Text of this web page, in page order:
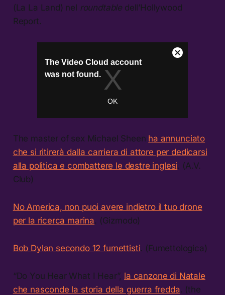
(La La Land) nel roundtable dell’Hollywood
Report.
The master of sex Michael Sheen ha annunciato
che si ritirerà dalla carriera di attore per dedicarsi
alla politica e combattere le destre inglesi. (A.V.
Club)
No America, non puoi avere indietro il tuo drone
per la ricerca marina. (Gizmodo)
Bob Dylan secondo 12 fumettisti. (Fumettologica)
“Do You Hear What I Hear”, la canzone di Natale
che nasconde la storia della guerra fredda. (the